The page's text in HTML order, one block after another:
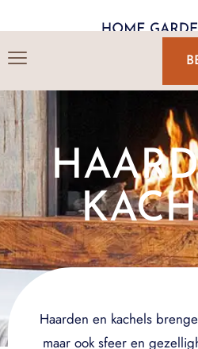
Haarden en kachels
maar ook sfeer en